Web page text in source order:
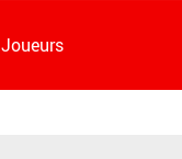
Joueurs